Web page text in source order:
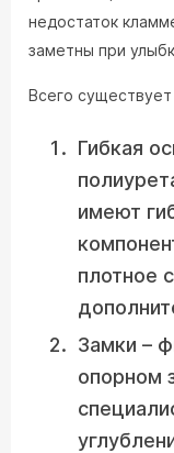
недостаток
заметны при
Всего
Гибкая
имеют
плотное
Замки –
опорном